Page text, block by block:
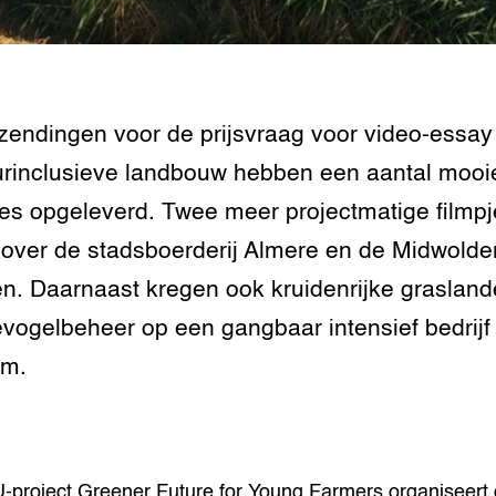
Aanpakken
Digitalisering &
exoten
genetische
voor de prijsvraag voor video-essay
landbouw hebben een aantal
opgeleverd. Twee meer projectmatige
de stadsboerderij Almere en de
Daarnaast kregen ook kruidenrijke
op een gangbaar intensief bedrijf